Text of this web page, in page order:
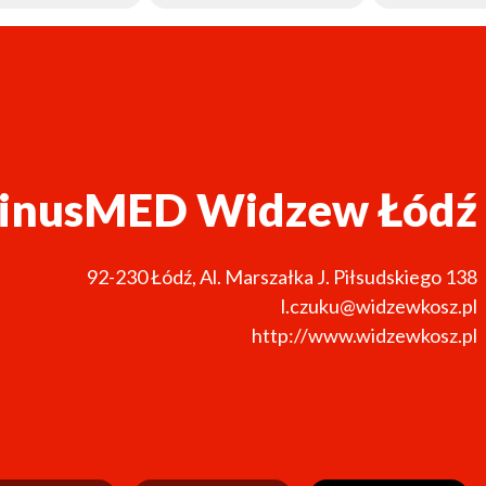
Widzew Łódź
92-230Łódź,Al. Marszałka J. Piłsudskiego 138
l.czuku@widzewkosz.pl
http://www.widzewkosz.pl